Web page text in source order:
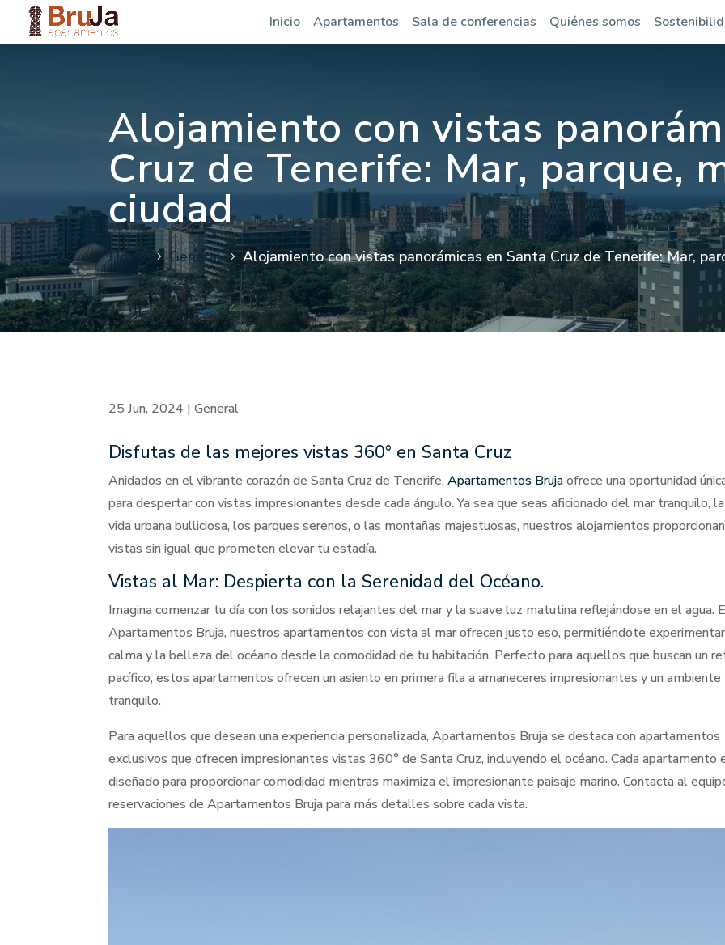
Inicio Apartamentos Sala de conferencias Quiénes somos
Alojamiento con vistas
Cruz de Tenerife: Mar, parque,
ciudad
Home General Alojamiento con vistas panorámicas en Santa Cruz de Tenerife: Mar,
25 Jun, 2024 |General
Disfutas de las mejores vistas 360° en Santa Cruz
Anidados en el vibrante corazón de Santa Cruz de Tenerife,Apartamentos Brujaofrece una oportunidad
para despertar con vistas impresionantes desde cada ángulo. Ya sea que seas aficionado del mar tranquilo, la
vida urbana bulliciosa, los parques serenos, o las montañas majestuosas, nuestros alojamientos proporcionan
vistas sin igual que prometen elevar tu estadía.
Vistas al Mar: Despierta con la Serenidad del Océano.
Imagina comenzar tu día con los sonidos relajantes del mar y la suave luz matutina reflejándose en el agua.
Apartamentos Bruja, nuestros apartamentos con vista al mar ofrecen justo eso, permitiéndote
calma y la belleza del océano desde la comodidad de tu habitación. Perfecto para aquellos que buscan un
pacífico, estos apartamentos ofrecen un asiento en primera fila a amaneceres impresionantes y un ambiente
tranquilo.
Para aquellos que desean una experiencia personalizada, Apartamentos Bruja se destaca con apartamentos
exclusivos que ofrecen impresionantes vistas 360° de Santa Cruz, incluyendo el océano. Cada apartamento
diseñado para proporcionar comodidad mientras maximiza el impresionante paisaje marino. Contacta al
reservaciones de Apartamentos Bruja para más detalles sobre cada vista.